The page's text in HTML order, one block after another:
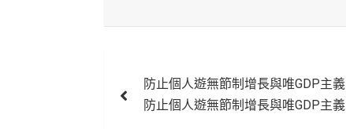
章
防止個人遊無節制增長與唯GDP主義
防止個人遊無節制增長與唯GDP主義